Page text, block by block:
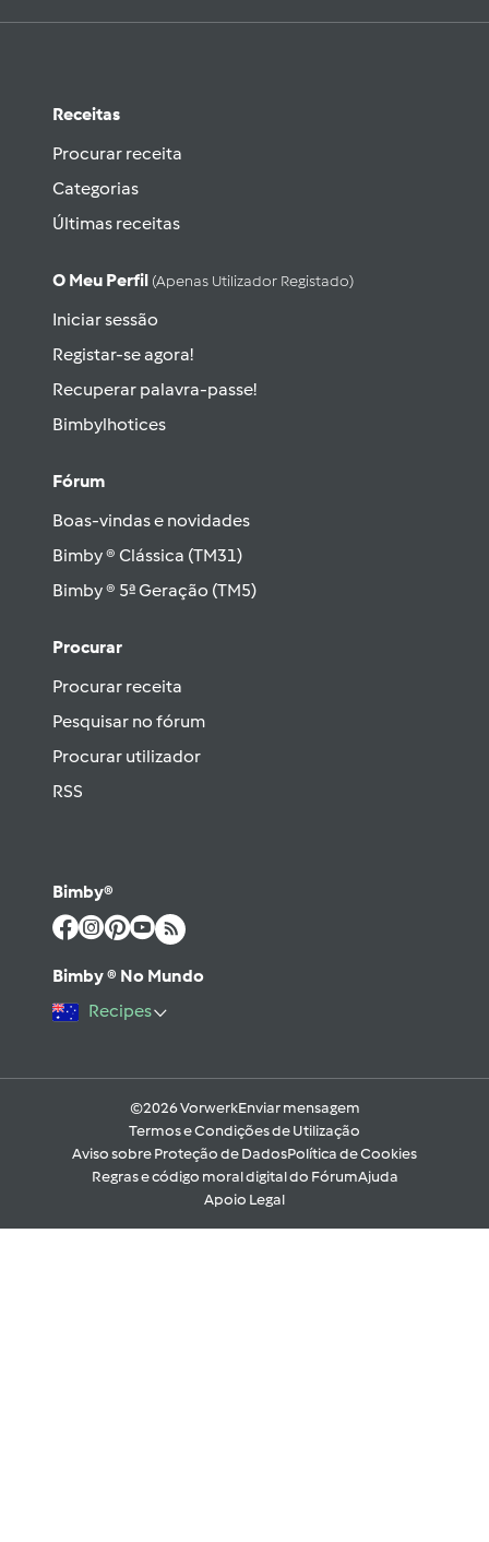
Receitas
Procurar receita
Categorias
Últimas receitas
O Meu Perfil (apenas Utilizador Registado)
Iniciar sessão
Registar-se agora!
Recuperar palavra-passe!
Bimbylhotices
Fórum
Boas-vindas e novidades
Bimby ® Clássica (TM31)
Bimby ® 5ª Geração (TM5)
Procurar
Procurar receita
Pesquisar no fórum
Procurar utilizador
RSS
Bimby®
Bimby ® No Mundo
Recipes
©2026 VorwerkEnviar mensagem
Termos e Condições de Utilização
Aviso sobre Proteção de DadosPolítica de Cookies
Regras e código moral digital do FórumAjuda
Apoio Legal